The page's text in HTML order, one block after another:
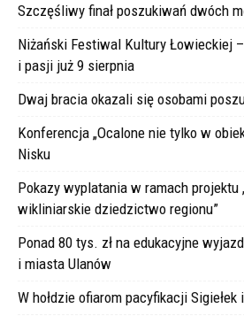
Szczęśliwy finał poszukiwań dwóch
Niżański Festiwal Kultury Łowieckiej
i pasji już 9 sierpnia
Dwaj bracia okazali się osobami
Konferencja „Ocalone nie tylko w
Nisku
Pokazy wyplatania w ramach projektu
wikliniarskie dziedzictwo regionu”
Ponad 80 tys. zł na edukacyjne
i miasta Ulanów
W hołdzie ofiarom pacyfikacji Sigiełek